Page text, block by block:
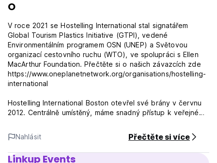
O
V roce 2021 se Hostelling International stal signatářem
Global Tourism Plastics Initiative (GTPI), vedené
Environmentálním programem OSN (UNEP) a Světovou
organizací cestovního ruchu (WTO), ve spolupráci s Ellen
MacArthur Foundation. Přečtěte si o našich závazcích zde
https://www.oneplanetnetwork.org/organisations/hostelling-
international
Hostelling International Boston otevřel své brány v červnu
2012. Centrálně umístěný, máme snadný přístup k veřejné
chtěli vidět v centru Bostonu!
Naše kolejní pokoje jsou navrženy pro moderní ubytovatele
a mají skříňky, které poskytují soukromí, osobní police,
Nahlásit Přečtěte si více
Linkup Events